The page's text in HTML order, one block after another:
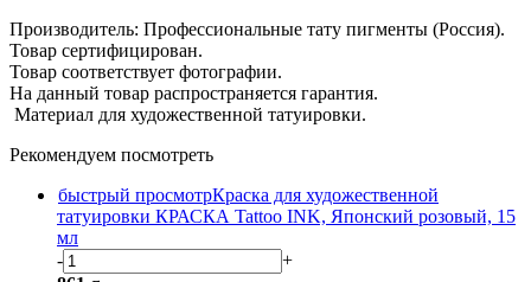
Производитель: Профессиональные тату пигменты (Россия).
Товар сертифицирован.
Товар соответствует фотографии.
На данный товар распространяется гарантия.
Материал для художественной татуировки.
Рекомендуем посмотреть
быстрый просмотрКраска для художественной
татуировки КРАСКА Tattoo INK, Японский розовый, 15
мл
-
+